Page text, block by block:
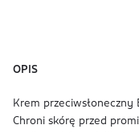
OPIS
Krem
Chroni skórę przed